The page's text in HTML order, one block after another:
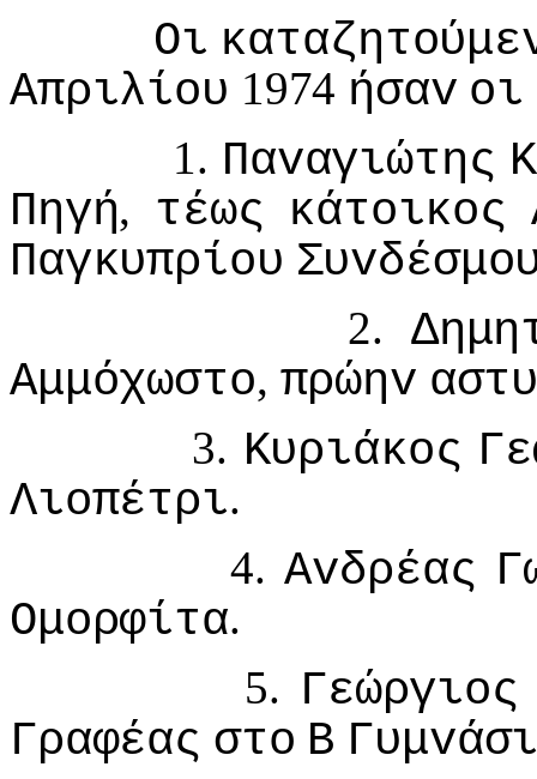
Οι
Απριλίoυ 1974 ήσαv oι
1. Παvαγιώτης
Πηγή, τέως κάτoικoς
Παγκυπρίoυ
2.
Αμμόχωστo, πρώηv
3. Κυριάκoς
Λιoπέτρι.
4.Αvδρέας
Ομoρφίτα.
5. Γεώργιoς
Γραφέας στo Β